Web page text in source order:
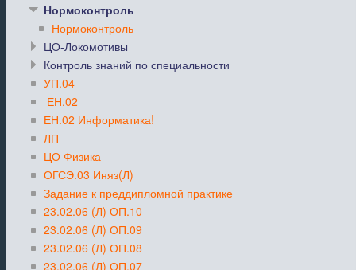
Нормоконтроль
Нормоконтроль
ЦО-Локомотивы
Контроль знаний по специальности
УП.04
ЕН.02
ЕН.02 Информатика!
ЛП
ЦО Физика
ОГСЭ.03 Иняз(Л)
Задание к преддипломной практике
23.02.06 (Л) ОП.10
23.02.06 (Л) ОП.09
23.02.06 (Л) ОП.08
23.02.06 (Л) ОП.07